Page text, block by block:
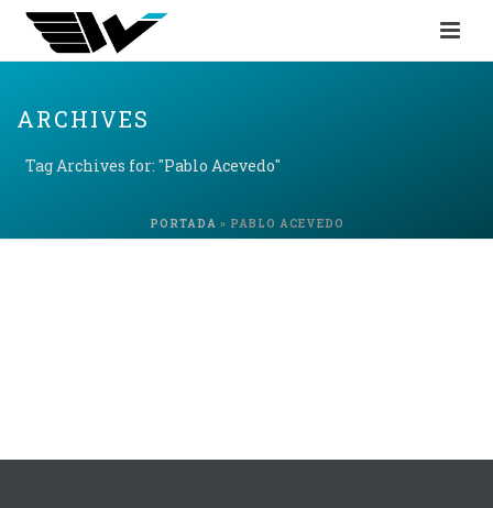
ARCHIVES
Tag Archives for: "Pablo Acevedo"
PORTADA » PABLO ACEVEDO